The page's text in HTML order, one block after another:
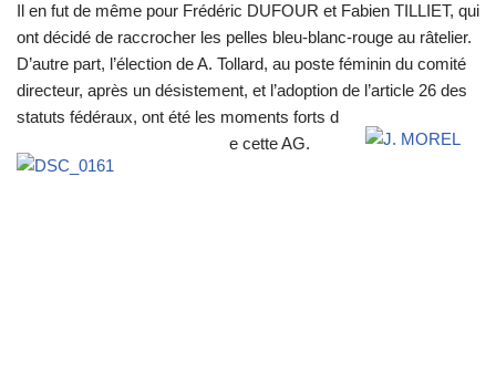
Il en fut de même pour Frédéric DUFOUR et Fabien TILLIET, qui
ont décidé de raccrocher les pelles bleu-blanc-rouge au râtelier.
D’autre part, l’élection de A. Tollard, au poste féminin du comité
directeur, après un désistement, et l’adoption de l’article 26 des
statuts fédéraux, ont été les moments forts d
e cette AG.